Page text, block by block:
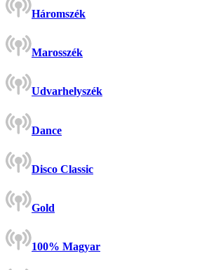
Háromszék
Marosszék
Udvarhelyszék
Dance
Disco Classic
Gold
100% Magyar